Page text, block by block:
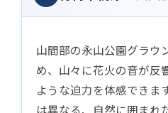
山間部の永山公園グラウ
め、山々に花火の音が反
ような迫力を体感できま
は異なる、自然に囲まれ